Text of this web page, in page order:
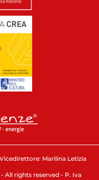
Marilina Letizia
All rights reserved - P. Iva